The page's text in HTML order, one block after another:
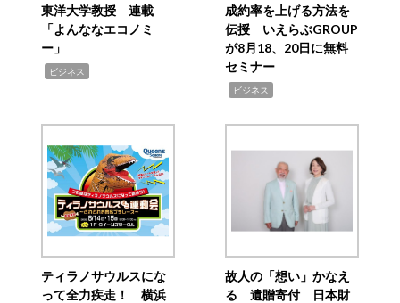
東洋大学教授 連載
「よんななエコノミ
ー」
ビジネス
成約率を上げる方法を
伝授 いえらぶGROUP
が8月18、20日に無料
セミナー
ビジネス
ティラノサウルスにな
って全力疾走！ 横浜
故人の「想い」かなえ
る 遺贈寄付 日本財